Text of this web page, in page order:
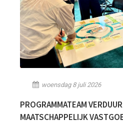
woensdag 8 juli 2026
PROGRAMMATEAM
MAATSCHAPPELIJK